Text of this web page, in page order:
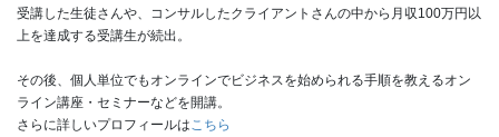
受講した生徒さんや、コンサルしたクライアントさんの中から月収100万円以
上を達成する受講生が続出。
その後、個人単位でもオンラインでビジネスを始められる手順を教えるオン
ライン講座・セミナーなどを開講。
さらに詳しいプロフィールはこちら